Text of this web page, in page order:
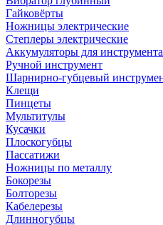
Гайковёрты
Ножницы электрические
Степлеры электрические
Аккумуляторы для инструмента
Ручной инструмент
Шарнирно-губцевый
Клещи
Пинцеты
Мультитулы
Кусачки
Плоскогубцы
Пассатижи
Ножницы по металлу
Бокорезы
Болторезы
Кабелерезы
Длинногубцы